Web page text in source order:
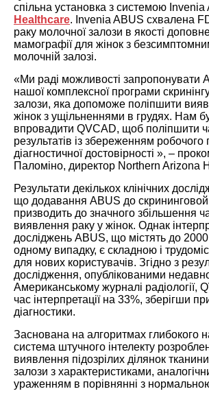
спільна установка з системою Invenia
Healthcare. Invenia ABUS схвалена
раку молочної залози в якості
мамографії для жінок з
молочній залозі.
«Ми раді можливості запропонувати
нашої комплексної програми
залози, яка допоможе поліпшити
жінок з ущільненнями в грудях. Нам
впровадити QVCAD, щоб поліпшити
результатів із збереженням робочого
діагностичної достовірності », –
Паломіно, директор Northern Arizona
Результати декількох клінічних
що додавання ABUS до
призводить до значного збільшення
виявлення раку у жінок. Однак
досліджень ABUS, що містять до
одному випадку, є складною і
для нових користувачів. Згідно з
дослідження, опублікованими
Американському журналі радіології,
час інтерпретації на 33%, зберігши
діагностики.
Заснована на алгоритмах глибокого
система штучного інтелекту
виявлення підозрілих ділянок
залози з характеристиками,
ураженням в порівнянні з